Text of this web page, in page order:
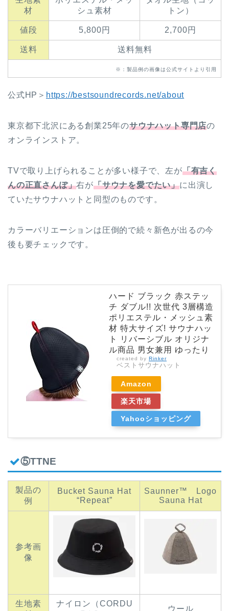
材
シュ素材
トン）
値段 5,800円 2,700円
送料 送料無料
※：製品例の画像は公式サイトより引用
公式HP＞ https://bestsoundrecords.net/about
東京都下北沢にある創業25年のサウナハット専門店の
オンラインストア。
TVで取り上げられることが多い様子で、左が「有吉く
んの正直さんぽ」右が「サウナを愛でたい」に出演し
ていたサウナハットと同型のものです。
カラーバリエーションは圧倒的で続々新色が出るの今
後も要チェックです。
ハード ブラック 赤ステッ
チ ダブル!! 次世代 3層構造
ポリエステル・メッシュ素
材 特大サイズ! サウナハッ
ト リバーシブル オリジナ
ル商品 男女兼用 ゆったり
created by Rinker
ベストサウナハット
Amazon
楽天市場
Yahooショッピング
⑤TTNE
製品の
例
Bucket Sauna Hat
“Repeat”
Saunner™️ Logo
Sauna Hat
参考画
像
生地素
ナイロン（CORDU
ウール